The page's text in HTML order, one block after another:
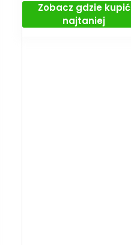
Zobacz gdzie kupić
najtaniej